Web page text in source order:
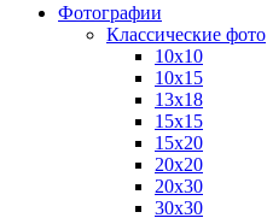
Фотографии
Классические фото
10х10
10х15
13х18
15х15
15х20
20х20
20х30
30х30